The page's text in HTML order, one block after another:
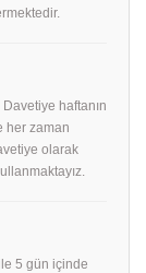
haftanın
her zaman
olarak
5 gün içinde